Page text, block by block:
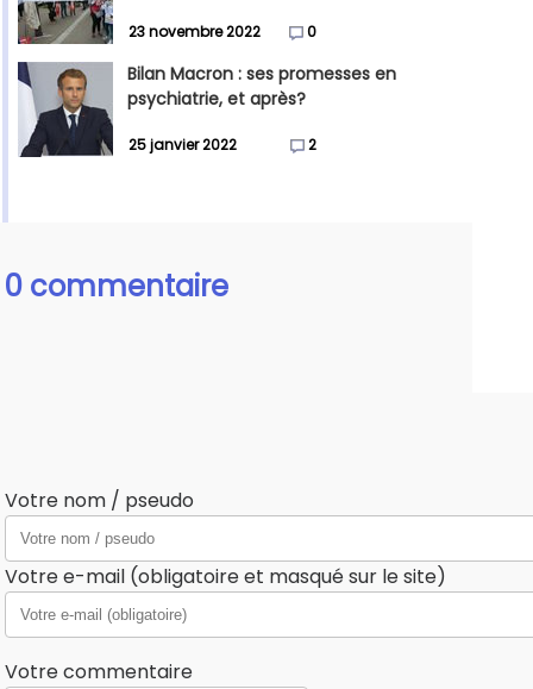
23 novembre 2022 0
Bilan Macron : ses promesses en
psychiatrie, et après?
25 janvier 2022 2
0 commentaire
Votre nom / pseudo
Votre e-mail (obligatoire et masqué sur le site)
Votre commentaire